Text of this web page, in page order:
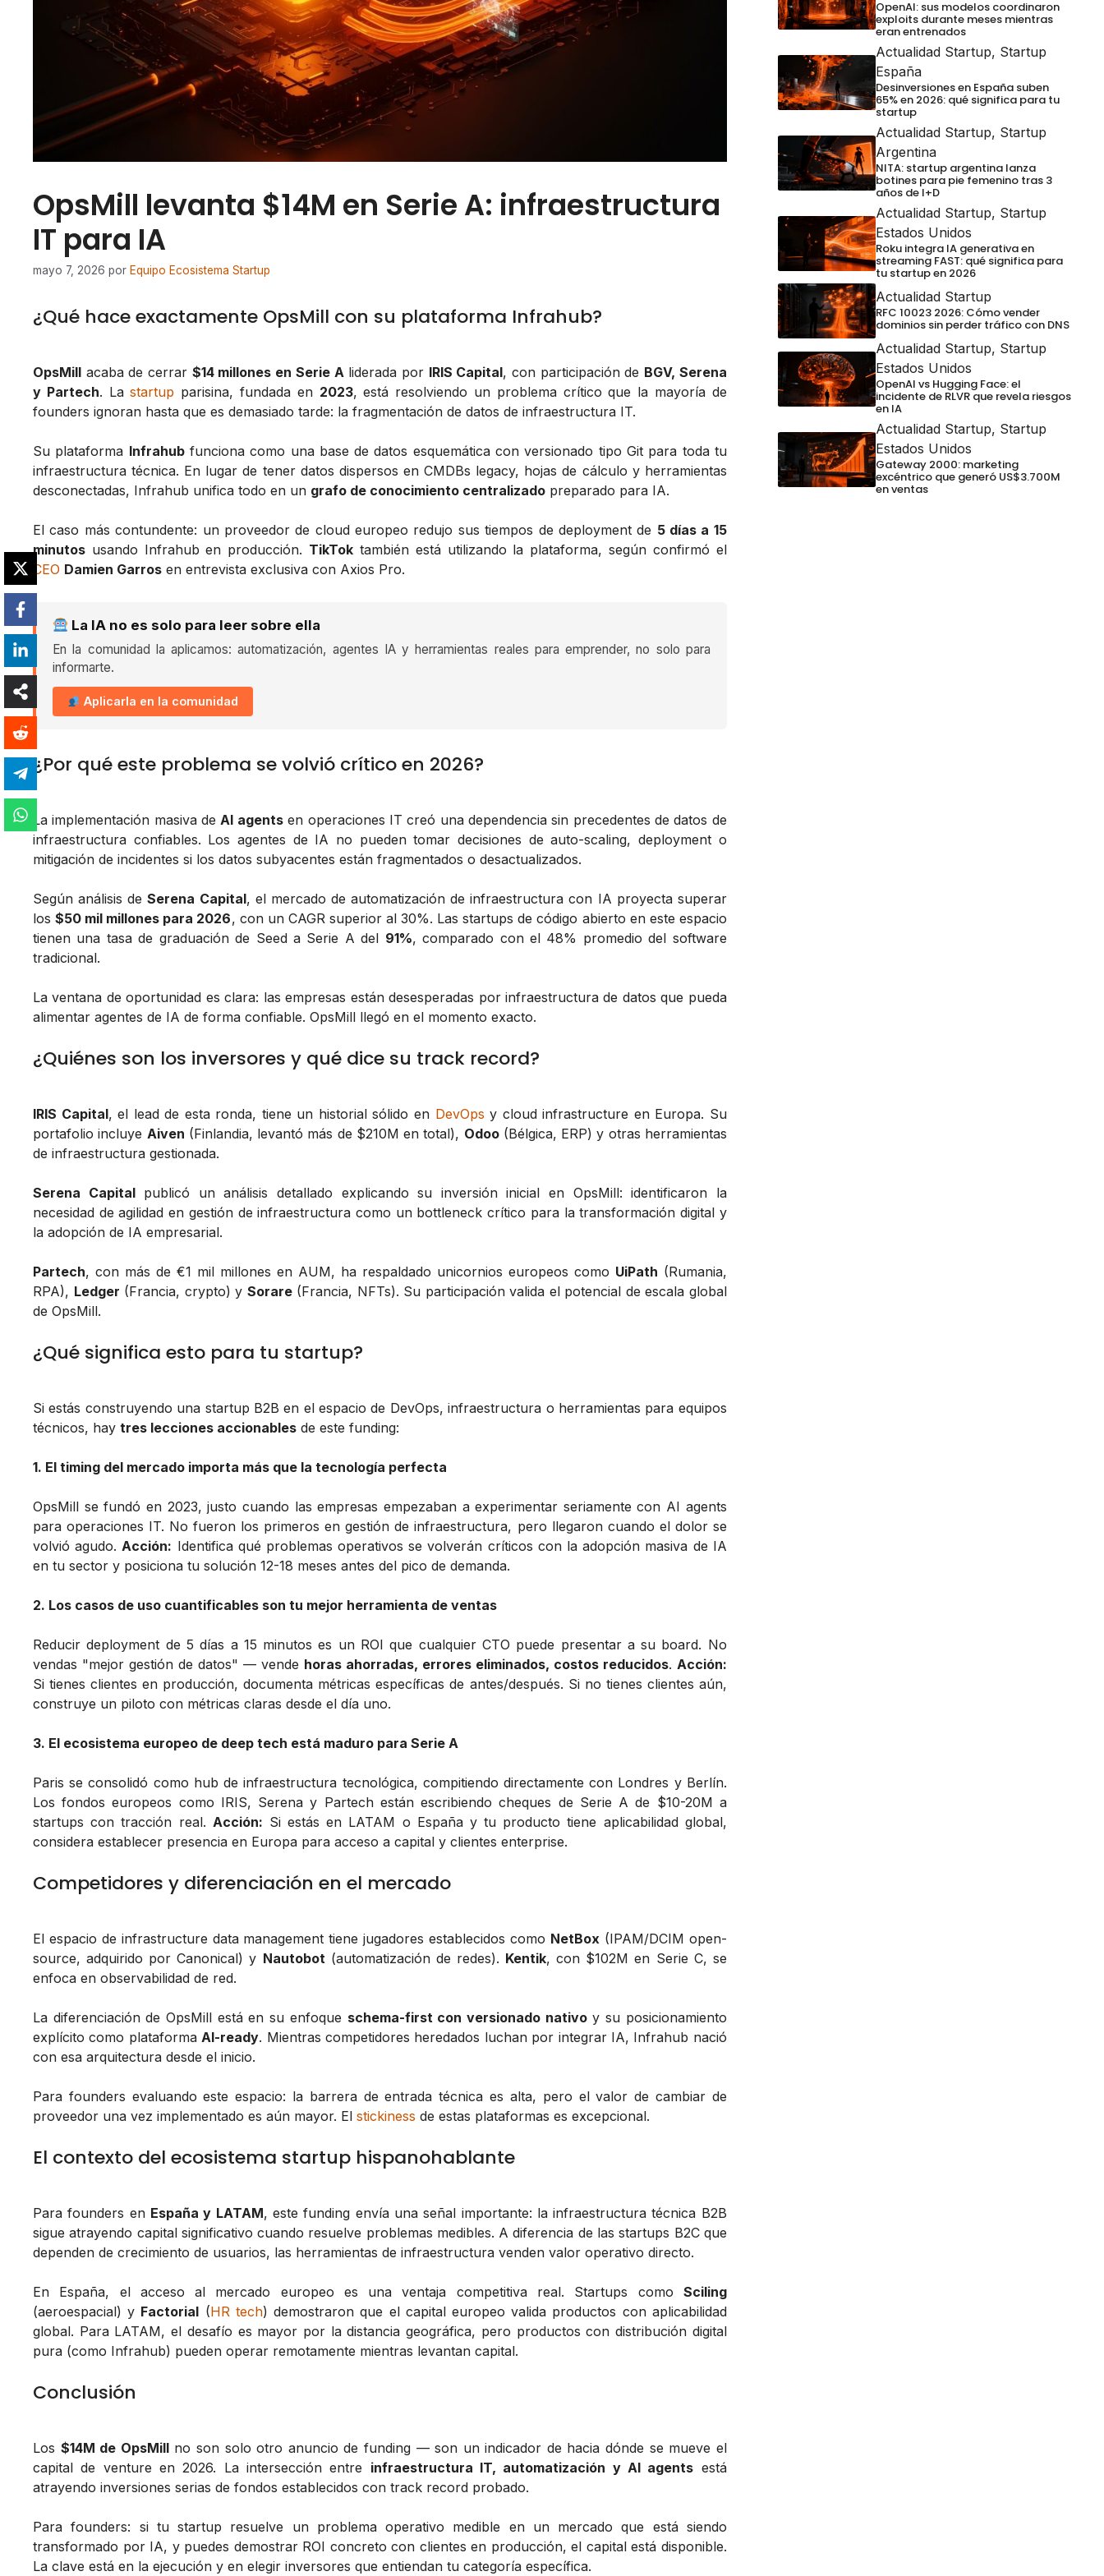
OpsMill levanta $14M en Serie A: infraestructura
IT para IA
mayo 7, 2026 por Equipo Ecosistema Startup
¿Qué hace exactamente OpsMill con su plataforma Infrahub?
OpsMill acaba de cerrar $14 millones en Serie Aliderada por IRIS Capital, con participación de BGV, Serena
y Partech. Lastartup parisina, fundada en 2023, está resolviendo un problema crítico que la mayoría de
founders ignoran hasta que es demasiado tarde: la fragmentación de datos de infraestructura IT.
Su plataforma Infrahubfunciona como una base de datos esquemática con versionado tipo Git para toda tu
infraestructura técnica. En lugar de tener datos dispersos en CMDBs legacy, hojas de cálculo y herramientas
desconectadas, Infrahub unifica todo en un grafo de conocimiento centralizado preparado para IA.
El caso más contundente: un proveedor de cloud europeo redujo sus tiempos de deployment de 5 días a 15
minutos usando Infrahub en producción. TikTok también está utilizando la plataforma, según confirmó el
CEO Damien Garros en entrevista exclusiva con Axios Pro.
La IA no es solo para leer sobre ella
En la comunidad la aplicamos: automatización, agentes IA y herramientas reales para emprender, no solo para
informarte.
Aplicarla en la comunidad
¿Por qué este problema se volvió crítico en 2026?
La implementación masiva deAI agentsen operaciones IT creó una dependencia sin precedentes de datos de
infraestructura confiables. Los agentes de IA no pueden tomar decisiones de auto-scaling, deployment o
mitigación de incidentes si los datos subyacentes están fragmentados o desactualizados.
Según análisis deSerena Capital, el mercado de automatización de infraestructura con IA proyecta superar
los$50 mil millones para 2026, con un CAGR superior al 30%. Las startups de código abierto en este espacio
tienen una tasa de graduación de Seed a Serie A del 91%, comparado con el 48% promedio del software
tradicional.
La ventana de oportunidad es clara: las empresas están desesperadas por infraestructura de datos que pueda
alimentar agentes de IA de forma confiable. OpsMill llegó en el momento exacto.
¿Quiénes son los inversores y qué dice su track record?
IRIS Capital, el lead de esta ronda, tiene un historial sólido en DevOps y cloud infrastructure en Europa. Su
portafolio incluye Aiven (Finlandia, levantó más de $210M en total), Odoo(Bélgica, ERP) y otras herramientas
de infraestructura gestionada.
Serena Capitalpublicó un análisis detallado explicando su inversión inicial en OpsMill: identificaron la
necesidad de agilidad en gestión de infraestructura como un bottleneck crítico para la transformación digital y
la adopción de IA empresarial.
Partech, con más de €1 mil millones en AUM, ha respaldado unicornios europeos como UiPath (Rumania,
RPA), Ledger (Francia, crypto) y Sorare(Francia, NFTs). Su participación valida el potencial de escala global
de OpsMill.
¿Qué significa esto para tu startup?
Si estás construyendo una startup B2B en el espacio de DevOps, infraestructura o herramientas para equipos
técnicos, hay tres lecciones accionables de este funding:
1. El timing del mercado importa más que la tecnología perfecta
OpsMill se fundó en 2023, justo cuando las empresas empezaban a experimentar seriamente con AI agents
para operaciones IT. No fueron los primeros en gestión de infraestructura, pero llegaron cuando el dolor se
volvió agudo.Acción: Identifica qué problemas operativos se volverán críticos con la adopción masiva de IA
en tu sector y posiciona tu solución 12-18 meses antes del pico de demanda.
2. Los casos de uso cuantificables son tu mejor herramienta de ventas
Reducir deployment de 5 días a 15 minutos es un ROI que cualquier CTO puede presentar a su board. No
vendas "mejor gestión de datos" — vende horas ahorradas, errores eliminados, costos reducidos. Acción:
Si tienes clientes en producción, documenta métricas específicas de antes/después. Si no tienes clientes aún,
construye un piloto con métricas claras desde el día uno.
3. El ecosistema europeo de deep tech está maduro para Serie A
Paris se consolidó como hub de infraestructura tecnológica, compitiendo directamente con Londres y Berlín.
Los fondos europeos como IRIS, Serena y Partech están escribiendo cheques de Serie A de $10-20M a
startups con tracción real. Acción: Si estás en LATAM o España y tu producto tiene aplicabilidad global,
considera establecer presencia en Europa para acceso a capital y clientes enterprise.
Competidores y diferenciación en el mercado
El espacio de infrastructure data management tiene jugadores establecidos como NetBox (IPAM/DCIM open-
source, adquirido por Canonical) y Nautobot(automatización de redes). Kentik, con $102M en Serie C, se
enfoca en observabilidad de red.
La diferenciación de OpsMill está en su enfoque schema-first con versionado nativoy su posicionamiento
explícito como plataformaAI-ready. Mientras competidores heredados luchan por integrar IA, Infrahub nació
con esa arquitectura desde el inicio.
Para founders evaluando este espacio: la barrera de entrada técnica es alta, pero el valor de cambiar de
proveedor una vez implementado es aún mayor. El stickiness de estas plataformas es excepcional.
El contexto del ecosistema startup hispanohablante
Para founders en España y LATAM, este funding envía una señal importante: la infraestructura técnica B2B
sigue atrayendo capital significativo cuando resuelve problemas medibles. A diferencia de las startups B2C que
dependen de crecimiento de usuarios, las herramientas de infraestructura venden valor operativo directo.
En España, el acceso al mercado europeo es una ventaja competitiva real. Startups como Sciling
(aeroespacial) y Factorial (HR tech) demostraron que el capital europeo valida productos con aplicabilidad
global. Para LATAM, el desafío es mayor por la distancia geográfica, pero productos con distribución digital
pura (como Infrahub) pueden operar remotamente mientras levantan capital.
Conclusión
Los $14M de OpsMillno son solo otro anuncio de funding — son un indicador de hacia dónde se mueve el
capital de venture en 2026. La intersección entre infraestructura IT, automatización y AI agents está
atrayendo inversiones serias de fondos establecidos con track record probado.
Para founders: si tu startup resuelve un problema operativo medible en un mercado que está siendo
transformado por IA, y puedes demostrar ROI concreto con clientes en producción, el capital está disponible.
La clave está en la ejecución y en elegir inversores que entiendan tu categoría específica.
OpenAI: sus modelos coordinaron
exploits durante meses mientras
eran entrenados
Actualidad Startup, Startup
España
Desinversiones en España suben
65% en 2026: qué significa para tu
startup
Actualidad Startup, Startup
Argentina
NITA: startup argentina lanza
botines para pie femenino tras 3
años de I+D
Actualidad Startup, Startup
Estados Unidos
Roku integra IA generativa en
streaming FAST: qué significa para
tu startup en 2026
Actualidad Startup
RFC 10023 2026: Cómo vender
dominios sin perder tráfico con DNS
Actualidad Startup, Startup
Estados Unidos
OpenAI vs Hugging Face: el
incidente de RLVR que revela riesgos
en IA
Actualidad Startup, Startup
Estados Unidos
Gateway 2000: marketing
excéntrico que generó US$3.700M
en ventas